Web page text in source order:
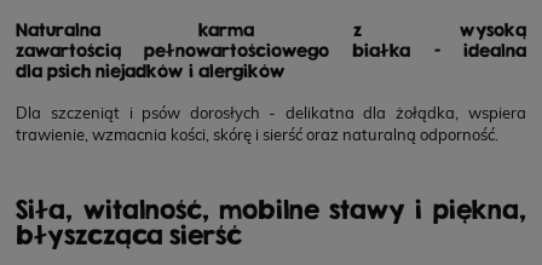
Naturalna karma z wysoką
zawartością pełnowartościowego białka - idealna
dla psich niejadków i alergików
Dla szczeniąt i psów dorosłych - delikatna dla żołądka, wspiera
trawienie, wzmacnia kości, skórę i sierść oraz naturalną odporność.
Siła, witalność, mobilne stawy i piękna,
błyszcząca sierść